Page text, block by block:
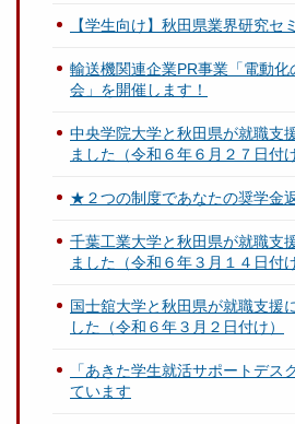
【学生向け】秋田県業界研究セ
輸送機関連企業PR事業「電動
会」を開催します！
中央学院大学と秋田県が就職支
ました（令和６年６月２７日付け
★２つの制度であなたの奨学金
千葉工業大学と秋田県が就職支
ました（令和６年３月１４日付け
国士舘大学と秋田県が就職支援
した（令和６年３月２日付け）
「あきた学生就活サポートデス
ています